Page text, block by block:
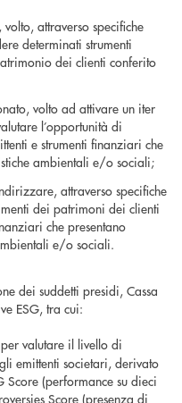
attraverso specifiche
determinati strumenti
dei clienti conferito
volto ad attivare un iter
l’opportunità di
e strumenti finanziari che
ambientali e/o sociali;
attraverso specifiche
dei patrimoni dei clienti
che presentano
e/o sociali.
dei suddetti presidi, Cassa
ESG, tra cui:
valutare il livello di
emittenti societari, derivato
(performance su dieci
Score (presenza di